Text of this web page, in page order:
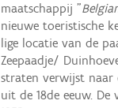
maatschappij "
nieuwe toe­ris­ti­sche
lige loca­tie van de
Zeepaadje/
straten verwijst naar
uit de 18de eeuw.